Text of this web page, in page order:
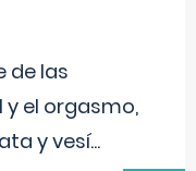
de las
el orgasmo,
y vesí...